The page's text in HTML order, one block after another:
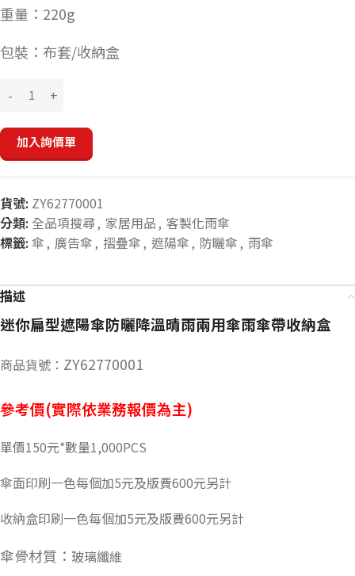
重量： 220g
包裝： 布套/收納盒
加入詢價單
貨號: ZY62770001
分類: 全品項搜尋, 家居用品 , 客製化雨傘
標籤: 傘 , 廣告傘 , 摺疊傘 , 遮陽傘 , 防曬傘 , 雨傘
描述
迷你扁型遮陽傘防曬降溫晴雨兩用傘雨傘帶收納盒
商品貨號： ZY62770001
參考價(實際依業務報價為主)
單價150元*數量1,000PCS
傘面印刷一色每個加5元及版費600元另計
收納盒印刷一色每個加5元及版費600元另計
傘骨材質： 玻璃纖維